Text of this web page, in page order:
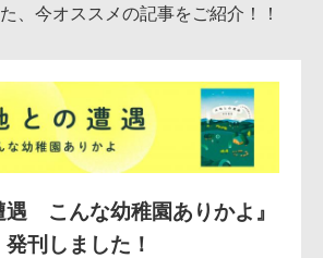
、今オススメの記事をご紹介！！
遇 こんな幼稚園ありかよ』
発刊しました！